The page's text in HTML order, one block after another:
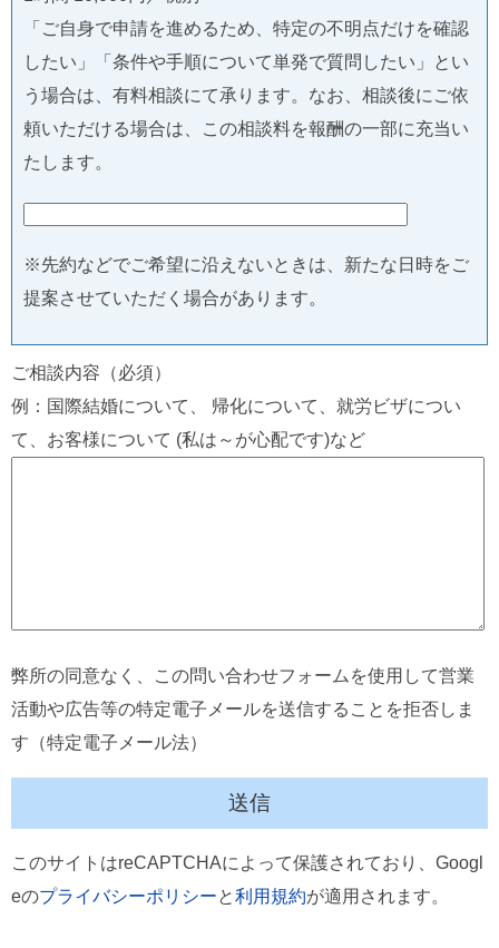
「ご自身で申請を進めるため、特定の不明点だけを確認
したい」「条件や手順について単発で質問したい」とい
う場合は、有料相談にて承ります。なお、相談後にご依
頼いただける場合は、この相談料を報酬の一部に充当い
たします。
※先約などでご希望に沿えないときは、新たな日時をご
提案させていただく場合があります。
ご相談内容（必須）
例：国際結婚について、 帰化について、就労ビザについ
て、お客様について (私は～が心配です)など
弊所の同意なく、この問い合わせフォームを使用して営業
活動や広告等の特定電子メールを送信することを拒否しま
す（特定電子メール法）
このサイトはreCAPTCHAによって保護されており、Googl
eのプライバシーポリシーと利用規約が適用されます。